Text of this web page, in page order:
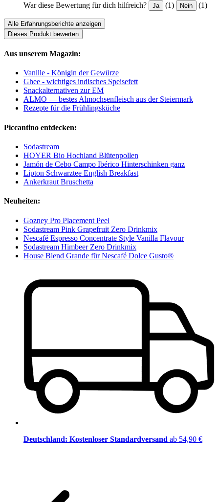
War diese Bewertung für dich hilfreich? Ja (1) Nein (1)
Alle Erfahrungsberichte anzeigen
Dieses Produkt bewerten
Aus unserem Magazin:
Vanille - Königin der Gewürze
Ghee - wichtiges indisches Speisefett
Snackalternativen zur EM
ALMO — bestes Almochsenfleisch aus der Steiermark
Rezepte für die Frühlingsküche
Piccantino entdecken:
Sodastream
HOYER Bio Hochland Blütenpollen
Jamón de Cebo Campo Ibérico Hinterschinken ganz
Lipton Schwarztee English Breakfast
Ankerkraut Bruschetta
Neuheiten:
Gozney Pro Placement Peel
Sodastream Pink Grapefruit Zero Drinkmix
Nescafé Espresso Concentrate Style Vanilla Flavour
Sodastream Himbeer Zero Drinkmix
House Blend Grande für Nescafé Dolce Gusto®
Deutschland: Kostenloser Standardversand ab 54,90 €